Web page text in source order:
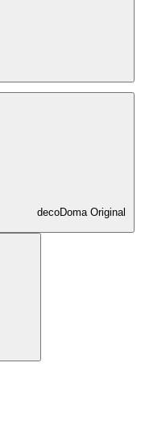
decoDoma Original